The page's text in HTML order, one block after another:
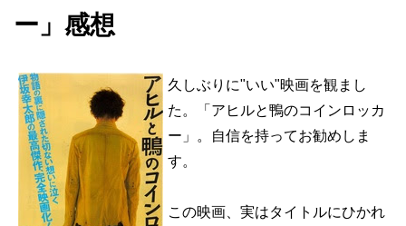
ー」感想
久しぶりに"いい"映画を観まし
た。「アヒルと鴨のコインロッカ
ー」。自信を持ってお勧めしま
す。
この映画、実はタイトルにひかれ